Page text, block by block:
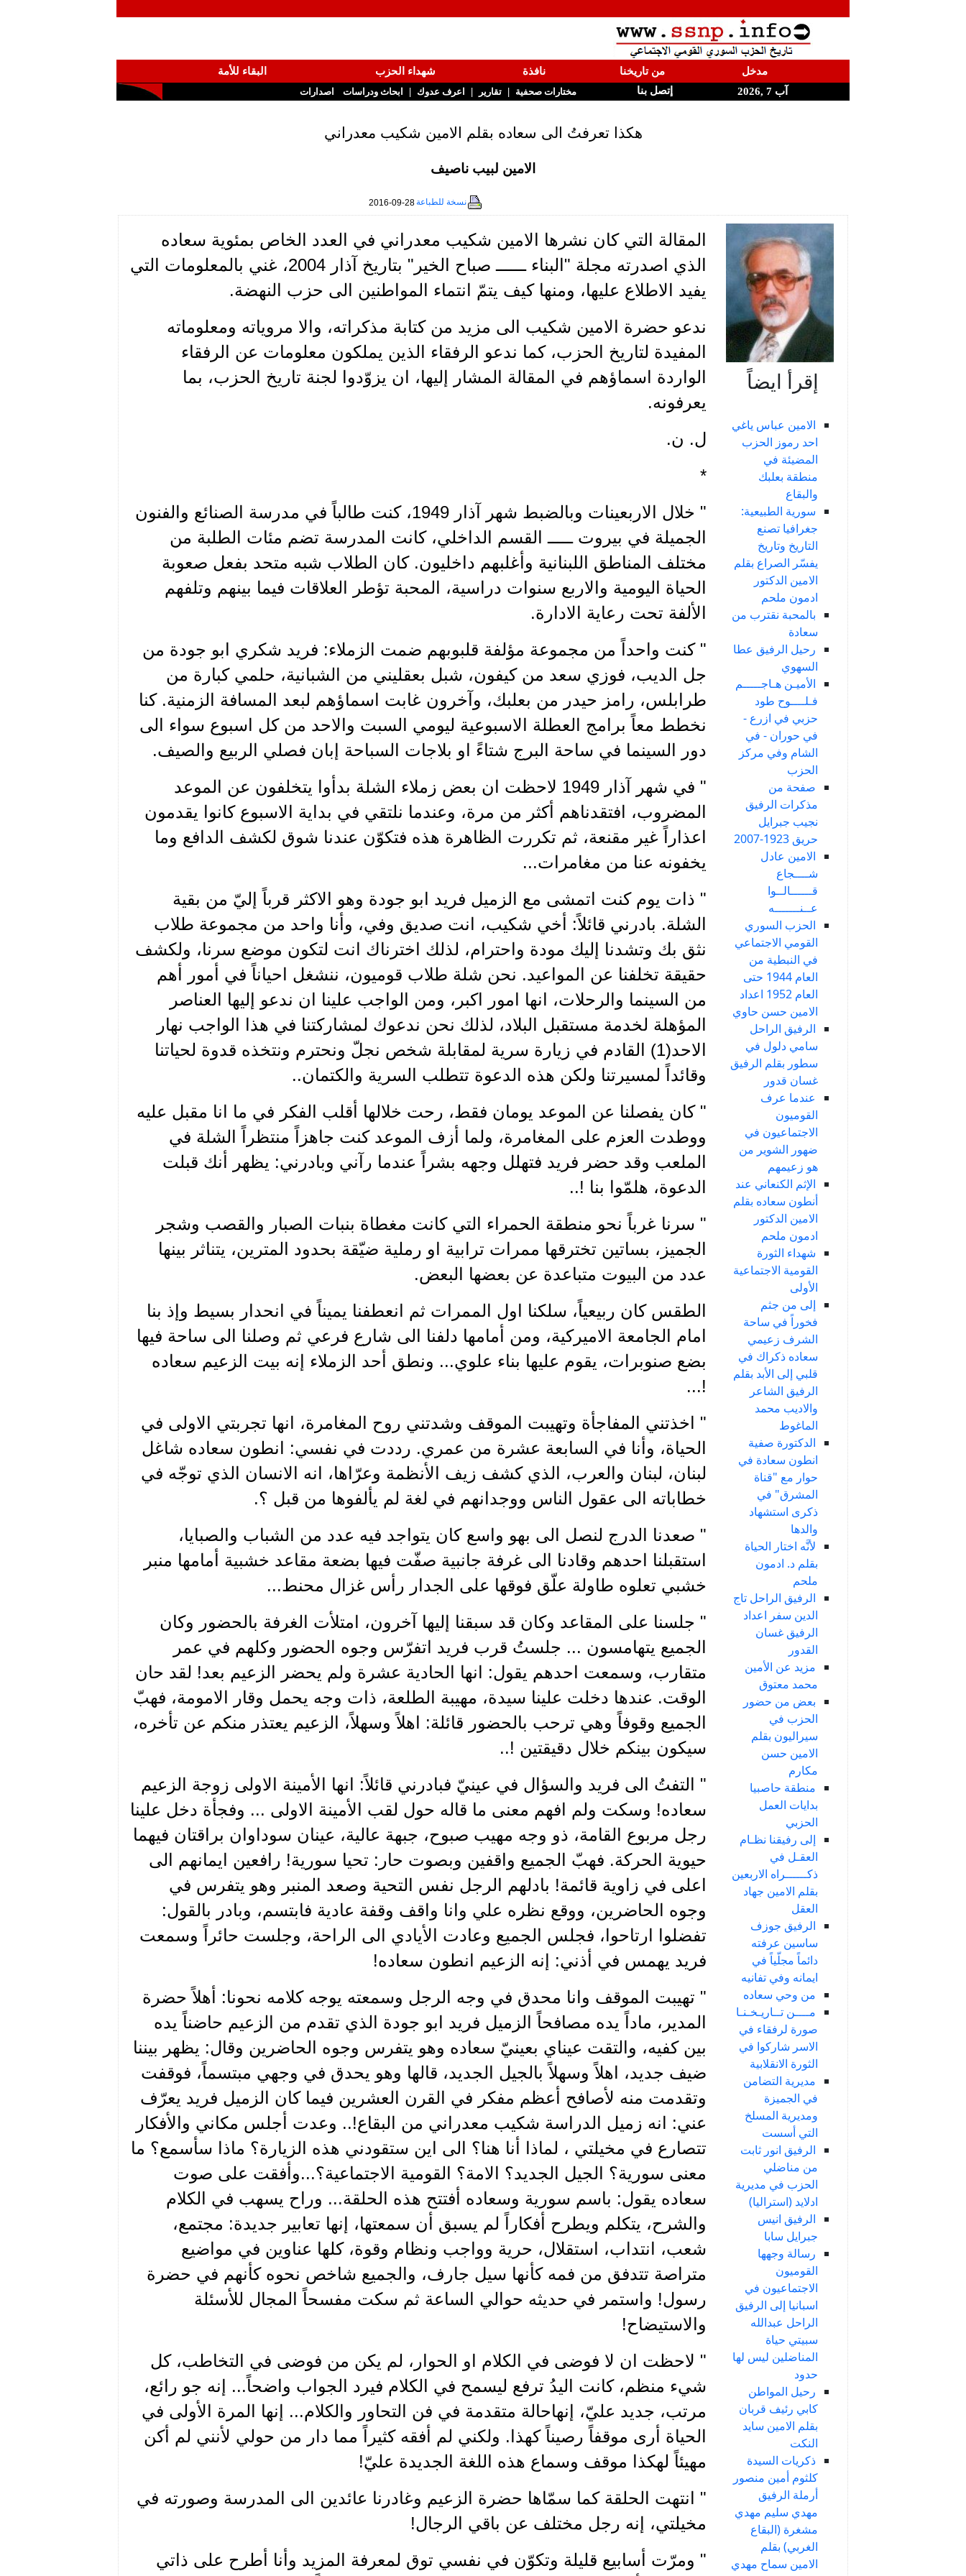
مدخل من تاريخنا نافذة شهداء الحزب
البقاء للأمة
آب 7 ,2026
إتصل بنا مختارات صحفية | تقارير | اعرف عدوك | ابحاث ودراسات اصدارات
هكذا تعرفتُ الى سعاده بقلم الامين شكيب معدراني
الامين لبيب ناصيف
نسخة للطباعة2016-09-28
إقرأ ايضاً
الامين عباس ياغي
احد رموز الحزب
المضيئة في
منطقة بعلبك
والبقاع
سورية الطبيعية:
جغرافيا تصنع
التاريخ وتاريخ
يفسّر الصراع بقلم
الامين الدكتور
ادمون ملحم
بالمحبة نقترب من
سعادة
رحيل الرفيق عطا
السهوي
الأميـن هـاجـــــم
فـلــــوح طود
حزبي في ازرع -
في حوران - في
الشام وفي مركز
الحزب
صفحة من
مذكرات الرفيق
نجيب جبرايل
حريق 1923-2007
الامين عادل
شــــجاع
قــــــالــوا
عــنـــــــه
الحزب السوري
القومي الاجتماعي
في النبطية من
العام 1944 حتى
العام 1952 اعداد
الامين حسن حاوي
الرفيق الراحل
سامي دلول في
سطور بقلم الرفيق
غسان قدور
عندما عرف
القوميون
الاجتماعيون في
ضهور الشوير من
هو زعيمهم
الإثم الكنعاني عند
أنطون سعاده بقلم
الامين الدكتور
ادمون ملحم
شهداء الثورة
القومية الاجتماعية
الأولى
إلى من جثم
فخوراً في ساحة
الشرف زعيمي
سعاده ذكراك في
قلبي إلى الأبد بقلم
الرفيق الشاعر
والاديب محمد
الماغوط
الدكتورة صفية
انطون سعادة في
حوار مع "قناة
المشرق" في
ذكرى استشهاد
والدها
لأنَّه اختار الحياة
بقلم د. ادمون
ملحم
الرفيق الراحل تاج
الدين سفر اعداد
الرفيق غسان
القدور
مزيد عن الأمين
محمد معتوق
بعض من حضور
الحزب في
سيراليون بقلم
الامين حسن
مكارم
منطقة حاصبيا
بدايات العمل
الحزبي
إلى رفيقنا نظـام
العقـل في
ذكــــــراه الاربعين
بقلم الامين جهاد
العقل
الرفيق جوزف
ساسين عرفته
دائماً مجلّياً في
ايمانه وفي تفانيه
من وحي سعاده
مــــن تــاريـخـنـا
صورة لرفقاء في
الاسر شاركوا في
الثورة الانقلابية
مديرية التضامن
في الجميزة
ومديرية المسلخ
التي أسست
الرفيق انور ثابت
من مناضلي
الحزب في مديرية
ادلايد (استراليا)
الرفيق انيس
جبرايل سابا
رسالة وجهها
القوميون
الاجتماعيون في
اسبانيا إلى الرفيق
الراحل عبدالله
سبيتي حياة
المناضلين ليس لها
حدود
رحيل المواطن
كابي رئيف قربان
بقلم الامين سايد
النكت
ذكريات السيدة
كلثوم أمين منصور
أرملة الرفيق
مهدي سليم مهدي
مشغرة (البقاع
الغربي) بقلم
الامين سماح مهدي
المقالة التي كان نشرها الامين شكيب معدراني في العدد الخاص بمئوية سعاده
الذي اصدرته مجلة "البناء ــــــ صباح الخير" بتاريخ آذار 2004، غني بالمعلومات التي
يفيد الاطلاع عليها، ومنها كيف يتمّ انتماء المواطنين الى حزب النهضة.
ندعو حضرة الامين شكيب الى مزيد من كتابة مذكراته، والا مروياته ومعلوماته
المفيدة لتاريخ الحزب، كما ندعو الرفقاء الذين يملكون معلومات عن الرفقاء
الواردة اسماؤهم في المقالة المشار إليها، ان يزوّدوا لجنة تاريخ الحزب، بما
يعرفونه.
ل. ن.
*
" خلال الاربعينات وبالضبط شهر آذار 1949، كنت طالباً في مدرسة الصنائع والفنون
الجميلة في بيروت ـــــ القسم الداخلي، كانت المدرسة تضم مئات الطلبة من
مختلف المناطق اللبنانية وأغلبهم داخليون. كان الطلاب شبه متحد بفعل صعوبة
الحياة اليومية والاربع سنوات دراسية، المحبة تؤطر العلاقات فيما بينهم وتلفهم
الألفة تحت رعاية الادارة.
" كنت واحداً من مجموعة مؤلفة قلبوبهم ضمت الزملاء: فريد شكري ابو جودة من
جل الديب، فوزي سعد من كيفون، شبل بعقليني من الشبانية، حلمي كبارة من
طرابلس، رامز حيدر من بعلبك، وآخرون غابت اسماؤهم لبعد المسافة الزمنية. كنا
نخطط معاً برامج العطلة الاسبوعية ليومي السبت والاحد من كل اسبوع سواء الى
دور السينما في ساحة البرج شتاءً او بلاجات السباحة إبان فصلي الربيع والصيف.
" في شهر آذار 1949 لاحظت ان بعض زملاء الشلة بدأوا يتخلفون عن الموعد
المضروب، افتقدناهم أكثر من مرة، وعندما نلتقي في بداية الاسبوع كانوا يقدمون
اعذاراً غير مقنعة، ثم تكررت الظاهرة هذه فتكوّن عندنا شوق لكشف الدافع وما
يخفونه عنا من مغامرات...
" ذات يوم كنت اتمشى مع الزميل فريد ابو جودة وهو الاكثر قرباً إليّ من بقية
الشلة. بادرني قائلاً: أخي شكيب، انت صديق وفي، وأنا واحد من مجموعة طلاب
نثق بك وتشدنا إليك مودة واحترام، لذلك اخترناك انت لتكون موضع سرنا، ولكشف
حقيقة تخلفنا عن المواعيد. نحن شلة طلاب قوميون، ننشغل احياناً في أمور أهم
من السينما والرحلات، انها امور اكبر، ومن الواجب علينا ان ندعو إليها العناصر
المؤهلة لخدمة مستقبل البلاد، لذلك نحن ندعوك لمشاركتنا في هذا الواجب نهار
الاحد(1) القادم في زيارة سرية لمقابلة شخص نجلّ ونحترم ونتخذه قدوة لحياتنا
وقائداً لمسيرتنا ولكن هذه الدعوة تتطلب السرية والكتمان..
" كان يفصلنا عن الموعد يومان فقط، رحت خلالها أقلب الفكر في ما انا مقبل عليه
ووطدت العزم على المغامرة، ولما أزف الموعد كنت جاهزاً منتظراً الشلة في
الملعب وقد حضر فريد فتهلل وجهه بشراً عندما رآني وبادرني: يظهر أنك قبلت
الدعوة، هلمّوا بنا !..
" سرنا غرباً نحو منطقة الحمراء التي كانت مغطاة بنبات الصبار والقصب وشجر
الجميز، بساتين تخترقها ممرات ترابية او رملية ضيّقة بحدود المترين، يتناثر بينها
عدد من البيوت متباعدة عن بعضها البعض.
الطقس كان ربيعياً، سلكنا اول الممرات ثم انعطفنا يميناً في انحدار بسيط وإذ بنا
امام الجامعة الاميركية، ومن أمامها دلفنا الى شارع فرعي ثم وصلنا الى ساحة فيها
بضع صنوبرات، يقوم عليها بناء علوي... ونطق أحد الزملاء إنه بيت الزعيم سعاده
!...
" اخذتني المفاجأة وتهيبت الموقف وشدتني روح المغامرة، انها تجربتي الاولى في
الحياة، وأنا في السابعة عشرة من عمري. رددت في نفسي: انطون سعاده شاغل
لبنان، لبنان والعرب، الذي كشف زيف الأنظمة وعرّاها، انه الانسان الذي توجّه في
خطاباته الى عقول الناس ووجدانهم في لغة لم يألفوها من قبل ؟.
" صعدنا الدرج لنصل الى بهو واسع كان يتواجد فيه عدد من الشباب والصبايا،
استقبلنا احدهم وقادنا الى غرفة جانبية صفّت فيها بضعة مقاعد خشبية أمامها منبر
خشبي تعلوه طاولة علّق فوقها على الجدار رأس غزال محنط...
" جلسنا على المقاعد وكان قد سبقنا إليها آخرون، امتلأت الغرفة بالحضور وكان
الجميع يتهامسون ... جلستُ قرب فريد اتفرّس وجوه الحضور وكلهم في عمر
متقارب، وسمعت احدهم يقول: انها الحادية عشرة ولم يحضر الزعيم بعد! لقد حان
الوقت. عندها دخلت علينا سيدة، مهيبة الطلعة، ذات وجه يحمل وقار الامومة، فهبّ
الجميع وقوفاً وهي ترحب بالحضور قائلة: اهلاً وسهلاً، الزعيم يعتذر منكم عن تأخره،
سيكون بينكم خلال دقيقتين !..
" التفتُ الى فريد والسؤال في عينيّ فبادرني قائلاً: انها الأمينة الاولى زوجة الزعيم
سعاده! وسكت ولم افهم معنى ما قاله حول لقب الأمينة الاولى ... وفجأة دخل علينا
رجل مربوع القامة، ذو وجه مهيب صبوح، جبهة عالية، عينان سوداوان براقتان فيهما
حيوية الحركة. فهبّ الجميع واقفين وبصوت حار: تحيا سورية! رافعين ايمانهم الى
اعلى في زاوية قائمة! بادلهم الرجل نفس التحية وصعد المنبر وهو يتفرس في
وجوه الحاضرين، ووقع نظره علي وانا واقف وقفة عادية فابتسم، وبادر بالقول:
تفضلوا ارتاحوا، فجلس الجميع وعادت الأيادي الى الراحة، وجلست حائراً وسمعت
فريد يهمس في أذني: إنه الزعيم انطون سعاده!
" تهيبت الموقف وانا محدق في وجه الرجل وسمعته يوجه كلامه نحونا: أهلاً حضرة
المدير، ماداً يده مصافحاً الزميل فريد ابو جودة الذي تقدم من الزعيم حاضناً يده
بين كفيه، والتقت عيناي بعينيّ سعاده وهو يتفرس وجوه الحاضرين وقال: يظهر بيننا
ضيف جديد، اهلاً وسهلاً بالجيل الجديد، قالها وهو يحدق في وجهي مبتسماً، فوقفت
وتقدمت منه لأصافح أعظم مفكر في القرن العشرين فيما كان الزميل فريد يعرّف
عني: انه زميل الدراسة شكيب معدراني من البقاع!.. وعدت أجلس مكاني والأفكار
تتصارع في مخيلتي ، لماذا أنا هنا؟ الى اين ستقودني هذه الزيارة؟ ماذا سأسمع؟ ما
معنى سورية؟ الجيل الجديد؟ الامة؟ القومية الاجتماعية؟...وأفقت على صوت
سعاده يقول: باسم سورية وسعاده أفتتح هذه الحلقة... وراح يسهب في الكلام
والشرح، يتكلم ويطرح أفكاراً لم يسبق أن سمعتها، إنها تعابير جديدة: مجتمع،
شعب، انتداب، استقلال، حرية وواجب ونظام وقوة، كلها عناوين في مواضيع
متراصة تتدفق من فمه كأنها سيل جارف، والجميع شاخص نحوه كأنهم في حضرة
رسول! واستمر في حديثه حوالي الساعة ثم سكت مفسحاً المجال للأسئلة
والاستيضاح!
" لاحظت ان لا فوضى في الكلام او الحوار، لم يكن من فوضى في التخاطب، كل
شيء منظم، كانت اليدُ ترفع ليسمح في الكلام فيرد الجواب واضحاً... إنه جو رائع،
مرتب، جديد عليّ، إنهاحالة متقدمة في فن التحاور والكلام... إنها المرة الأولى في
الحياة أرى موقفاً رصيناً كهذا. ولكني لم أفقه كثيراً مما دار من حولي لأنني لم أكن
مهيئاً لهكذا موقف وسماع هذه اللغة الجديدة عليّ!
" انتهت الحلقة كما سمّاها حضرة الزعيم وغادرنا عائدين الى المدرسة وصورته في
مخيلتي، إنه رجل مختلف عن باقي الرجال!
" ومرّت أسابيع قليلة وتكوّن في نفسي توق لمعرفة المزيد وأنا أطرح على ذاتي